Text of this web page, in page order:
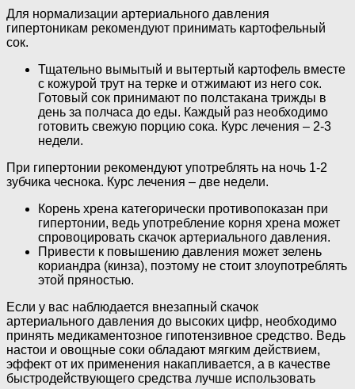
Для нормализации артериального давления
гипертоникам рекомендуют принимать картофельный
сок.
Тщательно вымытый и вытертый картофель вместе
с кожурой трут на терке и отжимают из него сок.
Готовый сок принимают по полстакана трижды в
день за полчаса до еды. Каждый раз необходимо
готовить свежую порцию сока. Курс лечения – 2-3
недели.
При гипертонии рекомендуют употреблять на ночь 1-2
зубчика чеснока. Курс лечения – две недели.
Корень хрена категорически противопоказан при
гипертонии, ведь употребление корня хрена может
спровоцировать скачок артериального давления.
Привести к повышению давления может зелень
кориандра (кинза), поэтому не стоит злоупотреблять
этой пряностью.
Если у вас наблюдается внезапный скачок
артериального давления до высоких цифр, необходимо
принять медикаментозное гипотензивное средство. Ведь
настои и овощные соки обладают мягким действием,
эффект от их применения накапливается, а в качестве
быстродействующего средства лучше использовать